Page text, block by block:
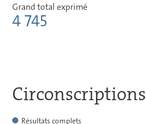
Grand total exprimé
4 745
Circonscriptions
Résultats complets